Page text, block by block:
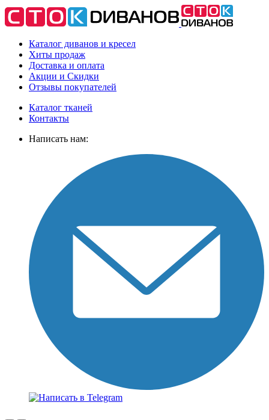
Каталог диванов и кресел
Хиты продаж
Доставка и оплата
Акции и Скидки
Отзывы покупателей
Каталог тканей
Контакты
Написать нам: